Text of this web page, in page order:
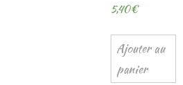
5,40€
Ajouter au
panier